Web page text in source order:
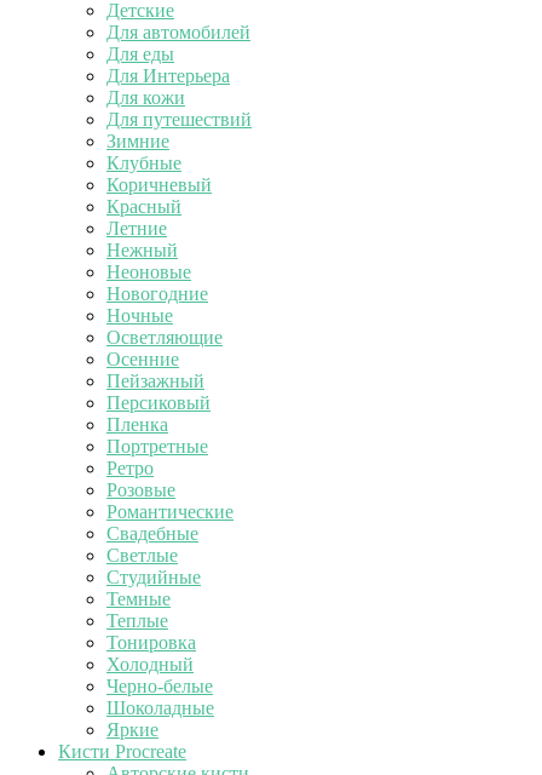
Детские
Для автомобилей
Для еды
Для Интерьера
Для кожи
Для путешествий
Зимние
Клубные
Коричневый
Красный
Летние
Нежный
Неоновые
Новогодние
Ночные
Осветляющие
Осенние
Пейзажный
Персиковый
Пленка
Портретные
Ретро
Розовые
Романтические
Свадебные
Светлые
Студийные
Темные
Теплые
Тонировка
Холодный
Черно-белые
Шоколадные
Яркие
Кисти Procreate